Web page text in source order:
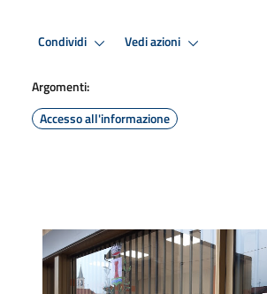
Condividi Vedi azioni
Argomenti:
Accesso all'informazione